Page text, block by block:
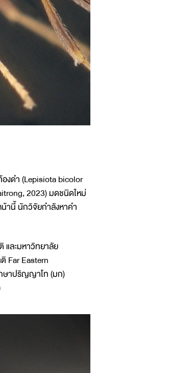
งดำ (Lepisiota bicolor
2023) มดชนิดใหม่
านี้ นักวิจัยกำลังหาคำ
ละมหาวิทยาลัย
Far Eastern
ษาปริญญาโท (มก)